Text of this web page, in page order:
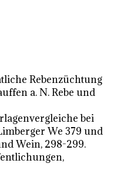
Rebenzüchtung
a. N. Rebe und
bei
We 379 und
Wein, 298-299.